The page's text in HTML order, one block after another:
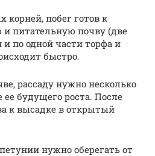
побег готов к
питательную почву (две
по одной части торфа и
быстро.
рассаду нужно несколько
ее будущего роста. После
к высадке в открытый
нужно оберегать от